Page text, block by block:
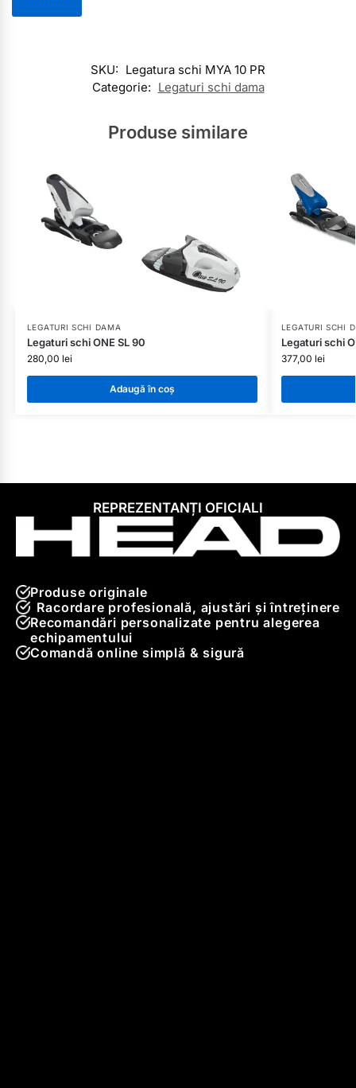
SKU: Legatura schi MYA 10 PR
Categorie: Legaturi schi dama
Produse similare
LEGATURI SCHI DAMA
Legaturi schi ONE SL 90
280,00 lei
Adaugă în coș
LEGATURI SCHI
Legaturi schi
377,00 lei
REPREZENTANȚI OFICIALI
Produse originale
Racordare profesională, ajustări și întreținere
Recomandări personalizate pentru alegerea
echipamentului
Comandă online simplă & sigură